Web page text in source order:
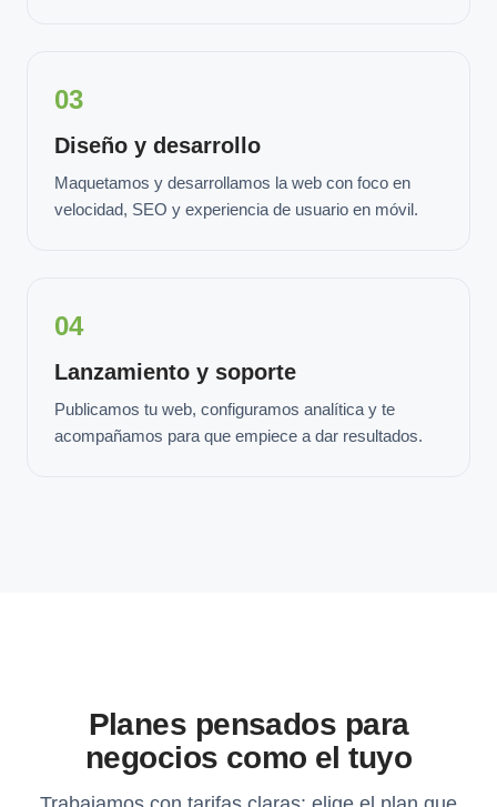
03
Diseño y desarrollo
Maquetamos y desarrollamos la web con foco en
velocidad, SEO y experiencia de usuario en móvil.
04
Lanzamiento y soporte
Publicamos tu web, configuramos analítica y te
acompañamos para que empiece a dar resultados.
Planes pensados para
negocios como el tuyo